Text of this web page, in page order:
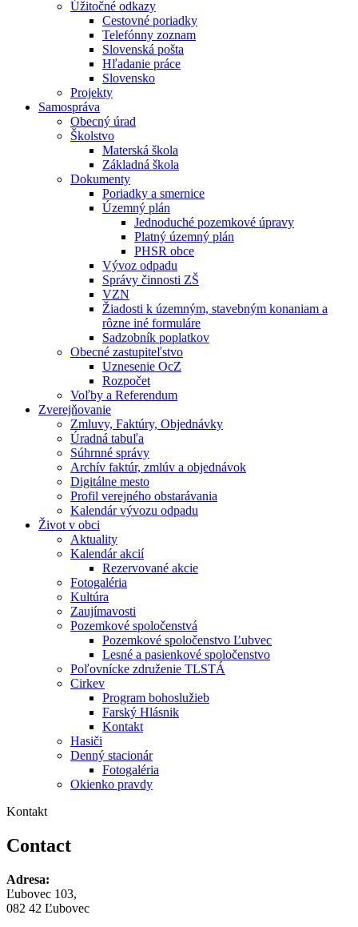
Úžitočné odkazy
Cestovné poriadky
Telefónny zoznam
Slovenská pošta
Hľadanie práce
Slovensko
Projekty
Samospráva
Obecný úrad
Školstvo
Materská škola
Základná škola
Dokumenty
Poriadky a smernice
Územný plán
Jednoduché pozemkové úpravy
Platný územný plán
PHSR obce
Vývoz odpadu
Správy činnosti ZŠ
VZN
Žiadosti k územným, stavebným konaniam a
rôzne iné formuláre
Sadzobník poplatkov
Obecné zastupiteľstvo
Uznesenie OcZ
Rozpočet
Voľby a Referendum
Zverejňovanie
Zmluvy, Faktúry, Objednávky
Úradná tabuľa
Súhrnné správy
Archív faktúr, zmlúv a objednávok
Digitálne mesto
Profil verejného obstarávania
Kalendár vývozu odpadu
Život v obci
Aktuality
Kalendár akcií
Rezervované akcie
Fotogaléria
Kultúra
Zaujímavosti
Pozemkové spoločenstvá
Pozemkové spoločenstvo Ľubvec
Lesné a pasienkové spoločenstvo
Poľovnícke združenie TLSTÁ
Cirkev
Program bohoslužieb
Farský Hlásnik
Kontakt
Hasiči
Denný stacionár
Fotogaléria
Okienko pravdy
Kontakt
Contact
Adresa:
Ľubovec 103,
082 42 Ľubovec